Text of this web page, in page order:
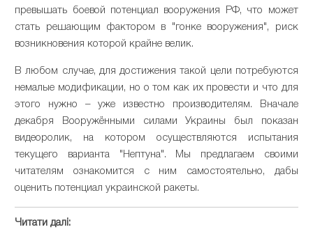
превышать боевой потенциал вооружения РФ, что может
стать решающим фактором в "гонке вооружения", риск
возникновения которой крайне велик.
В любом случае, для достижения такой цели потребуются
немалые модификации, но о том как их провести и что для
этого нужно – уже известно производителям. Вначале
декабря Вооружёнными силами Украины был показан
видеоролик, на котором осуществляются испытания
текущего варианта "Нептуна". Мы предлагаем своими
читателям ознакомится с ним самостоятельно, дабы
оценить потенциал украинской ракеты.
Читати далі: